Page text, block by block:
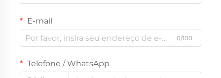
E-mail
0/100
Telefone / WhatsApp